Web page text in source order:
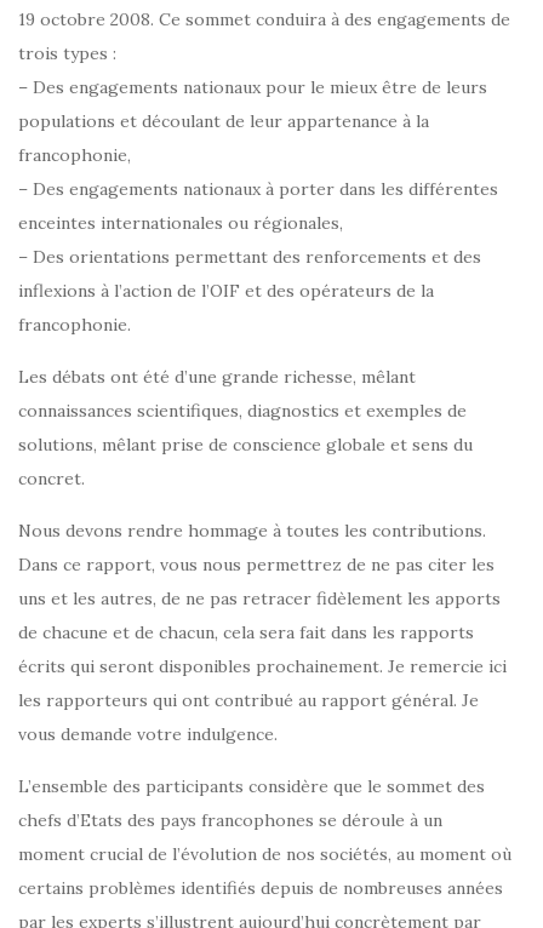
19 octobre 2008. Ce sommet conduira à des engagements de
trois types :
– Des engagements nationaux pour le mieux être de leurs
populations et découlant de leur appartenance à la
francophonie,
– Des engagements nationaux à porter dans les différentes
enceintes internationales ou régionales,
– Des orientations permettant des renforcements et des
inflexions à l’action de l’OIF et des opérateurs de la
francophonie.
Les débats ont été d’une grande richesse, mêlant
connaissances scientifiques, diagnostics et exemples de
solutions, mêlant prise de conscience globale et sens du
concret.
Nous devons rendre hommage à toutes les contributions.
Dans ce rapport, vous nous permettrez de ne pas citer les
uns et les autres, de ne pas retracer fidèlement les apports
de chacune et de chacun, cela sera fait dans les rapports
écrits qui seront disponibles prochainement. Je remercie ici
les rapporteurs qui ont contribué au rapport général. Je
vous demande votre indulgence.
L’ensemble des participants considère que le sommet des
chefs d’Etats des pays francophones se déroule à un
moment crucial de l’évolution de nos sociétés, au moment où
certains problèmes identifiés depuis de nombreuses années
par les experts s’illustrent aujourd’hui concrètement par